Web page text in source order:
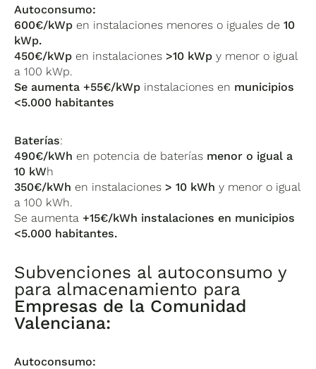
Autoconsumo:
600€/kWp en instalaciones menores o iguales de10
kWp.
450€/kWp en instalaciones>10 kWp y menor o igual
a 100 kWp.
Se aumenta +55€/kWp instalaciones en municipios
<5.000 habitantes
Baterías:
490€/kWh en potencia de baterías menor o igual a
10 kWh
350€/kWh en instalaciones > 10 kWh y menor o igual
a 100 kWh.
Se aumenta +15€/kWh instalaciones en municipios
<5.000 habitantes.
Subvenciones al autoconsumo y
para almacenamiento para
Empresas de la Comunidad
Valenciana:
Autoconsumo: